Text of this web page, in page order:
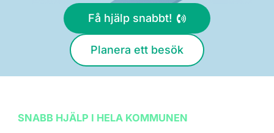
Få hjälp snabbt!
Planera ett besök
SNABB HJÄLP I HELA KOMMUNEN